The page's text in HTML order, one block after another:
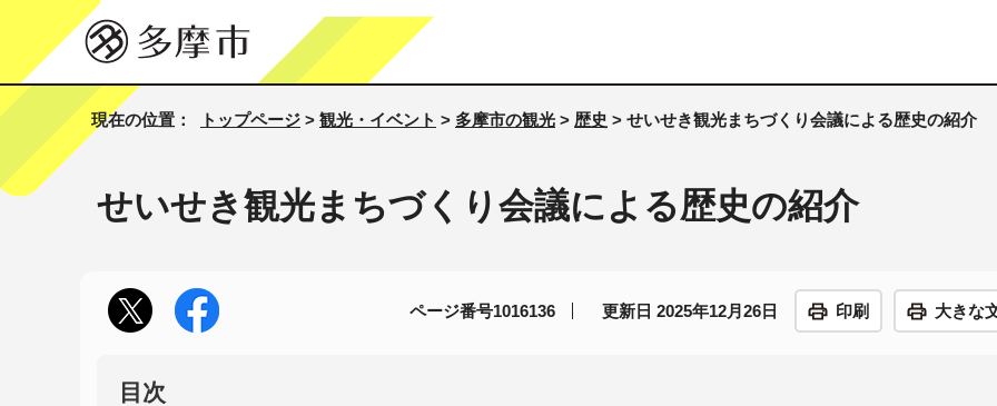
現在の位置： トップページ > 観光・イベント > 多摩市の観光 > 歴史 > せいせき観光まちづくり会議による歴史の紹介
せいせき観光まちづくり会議による歴史の紹介
ページ番号1016136 更新日 2025年12月26日 印刷 大きな
目次